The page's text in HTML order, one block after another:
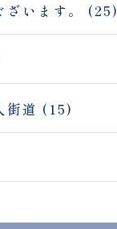
ざいます。 (25)
街道 (15)